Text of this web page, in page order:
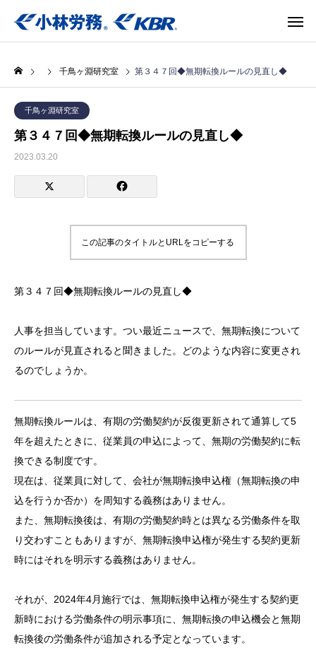
千鳥ヶ淵研究室 第３４７回◆無期転換ルールの見直し◆
千鳥ヶ淵研究室
第３４７回◆無期転換ルールの見直し◆
2023.03.20
この記事のタイトルとURLをコピーする
第３４７回◆無期転換ルールの見直し◆
人事を担当しています。つい最近ニュースで、無期転換について
のルールが見直されると聞きました。どのような内容に変更され
るのでしょうか。
無期転換ルールは、有期の労働契約が反復更新されて通算して5
年を超えたときに、従業員の申込によって、無期の労働契約に転
換できる制度です。
現在は、従業員に対して、会社が無期転換申込権（無期転換の申
込を行うか否か）を周知する義務はありません。
また、無期転換後は、有期の労働契約時とは異なる労働条件を取
り交わすこともありますが、無期転換申込権が発生する契約更新
時にはそれを明示する義務はありません。
それが、2024年4月施行では、無期転換申込権が発生する契約更
新時における労働条件の明示事項に、無期転換の申込機会と無期
転換後の労働条件が追加される予定となっています。